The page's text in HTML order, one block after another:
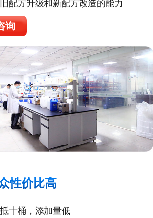
配方升级和新配方改造的能力
询
性价比高
十桶，添加量低